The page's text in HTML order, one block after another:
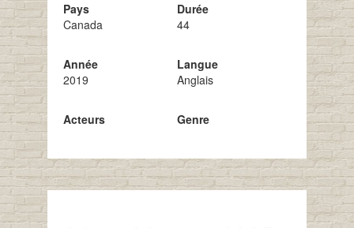
Pays
Canada
Année
2019
Acteurs
Durée
44
Langue
Anglais
Genre